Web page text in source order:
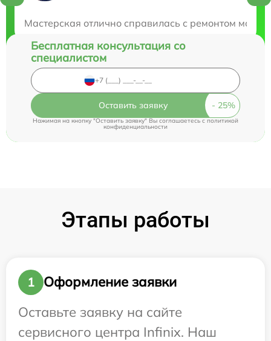
Мастерская отлично справилась с ремонтом
Бесплатная консультация со
специалистом
Оставить заявку
Нажимая на кнопку "Оставить заявку" Вы соглашаетесь cполитикой
конфиденциальности
Этапы работы
1
Оформление заявки
Оставьте заявку на сайте
сервисного центра Infinix. Наш